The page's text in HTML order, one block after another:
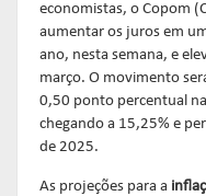
publicações
NOTÍCIAS
MACROECONÔMICO
documentos
NOTÍCIAS
BIBLIOTECA DE
HABILITAÇÃO DE
ADMINISTRADORES
códigos
COMO ADERIR
sistemas
economistas, o Copom
aumentar os juros em
ano, nesta semana, e
março. O movimento
0,50 ponto percentual
chegando a 15,25% e
de 2025.
As projeções para a